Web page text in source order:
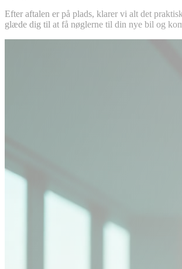
Efter aftalen er på plads, klarer vi alt det
glæde dig til at få nøglerne til din nye bil og